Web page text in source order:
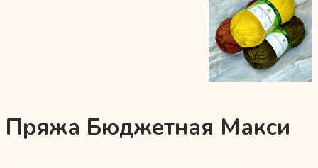
Пряжа Бюджетная Макси